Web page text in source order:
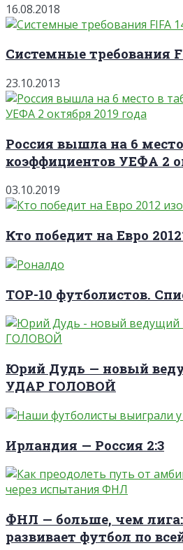
16.08.2018
Системные требования
23.10.2013
Россия вышла на 6
коэффициентов УЕФА 2
03.10.2019
Кто победит на Евро
TOP-10 футболистов.
Юрий Дудь — новый
УДАР ГОЛОВОЙ
Ирландия — Россия 2:3
ФНЛ — больше, чем
развивает футбол по